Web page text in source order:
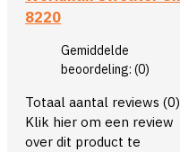
8220
Gemiddelde
beoordeling: (0)
Totaal aantal reviews (0)
Klik hier om een review
over dit product te